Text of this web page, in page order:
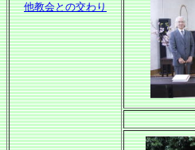
他教会との交わり